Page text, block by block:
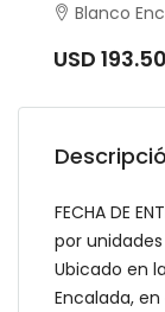
Blanco
USD
FECHA DE
por
Ubicado en
Encalada,